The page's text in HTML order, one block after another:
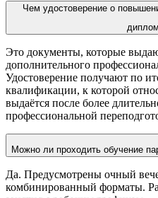
Чем удостоверение о
Это документы, которые
дополнительного
Удостоверение получают по
квалификации, к которой
выдаётся после более
профессиональной
Можно ли проходить обучение
Да. Предусмотрены очный
комбинированный форматы.